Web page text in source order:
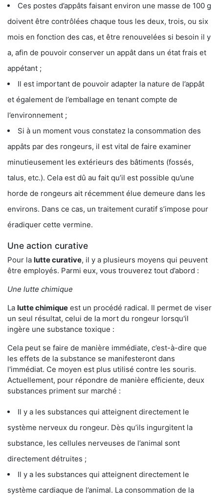
Ces postes d’appâts faisant environ une masse de 100 g
doivent être contrôlées chaque tous les deux, trois, ou six
mois en fonction des cas, et être renouvelées si besoin il y
a, afin de pouvoir conserver un appât dans un état frais et
appétant ;
Il est important de pouvoir adapter la nature de l’appât
et également de l’emballage en tenant compte de
l’environnement ;
Si à un moment vous constatez la consommation des
appâts par des rongeurs, il est vital de faire examiner
minutieusement les extérieurs des bâtiments (fossés,
talus, etc.). Cela est dû au fait qu’il est possible qu’une
horde de rongeurs ait récemment élue demeure dans les
environs. Dans ce cas, un traitement curatif s’impose pour
éradiquer cette vermine.
Une action curative
Pour la lutte curative, il y a plusieurs moyens qui peuvent
être employés. Parmi eux, vous trouverez tout d’abord :
Une lutte chimique
La lutte chimique est un procédé radical. Il permet de viser
un seul résultat, celui de la mort du rongeur lorsqu'il
ingère une substance toxique :
Cela peut se faire de manière immédiate, c’est-à-dire que
les effets de la substance se manifesteront dans
l'immédiat. Ce moyen est plus utilisé contre les souris.
Actuellement, pour répondre de manière efficiente, deux
substances priment sur marché :
Il y a les substances qui atteignent directement le
système nerveux du rongeur. Dès qu’ils ingurgitent la
substance, les cellules nerveuses de l’animal sont
directement détruites ;
Il y a les substances qui atteignent directement le
système cardiaque de l’animal. La consommation de la